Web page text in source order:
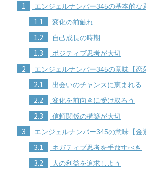
1 エンジェルナンバー345の基本的な
1.1 変化の前触れ
1.2 自己成長の時期
1.3 ポジティブ思考が大切
2 エンジェルナンバー345の意味【恋
2.1 出会いのチャンスに恵まれる
2.2 変化を前向きに受け取ろう
2.3 信頼関係の構築が大切
3 エンジェルナンバー345の意味【金
3.1 ネガティブ思考を手放すべき
3.2 人の利益を追求しよう